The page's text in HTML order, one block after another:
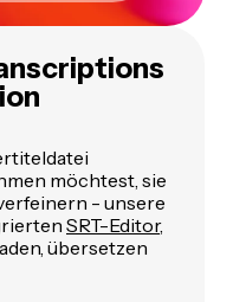
möchtest, sie
- unsere
SRT-Editor,
übersetzen